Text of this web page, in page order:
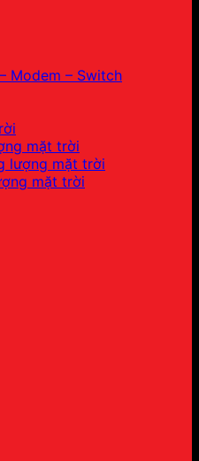
Modem – Switch
mặt trời
lượng mặt trời
mặt trời